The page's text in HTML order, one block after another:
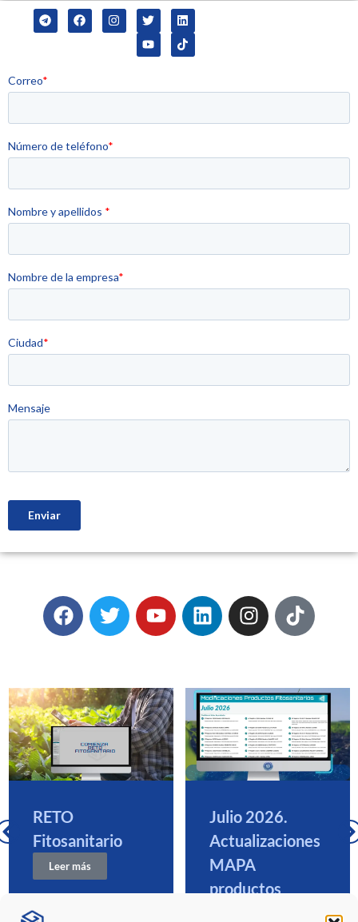
RETO
Fitosanitario
Leer más
Julio 2026.
Actualizaciones
MAPA
productos